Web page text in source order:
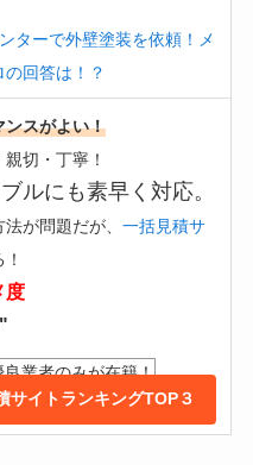
ターで外壁塗装を依頼！メ
の回答は！？
ンスがよい！
切・丁寧！
ルにも素早く対応。
が問題だが、 一括見積サ
度
良業者のみが在籍！
サイトランキングTOP３